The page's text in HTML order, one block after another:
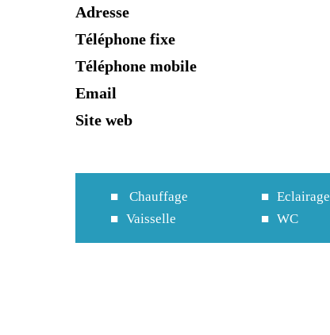
Adresse
Téléphone fixe
Téléphone mobile
Email
Site web
Chauffage Eclairage
Vaisselle
WC